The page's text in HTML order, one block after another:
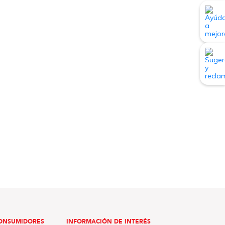
INFORMACIÓN DE INTERÉS